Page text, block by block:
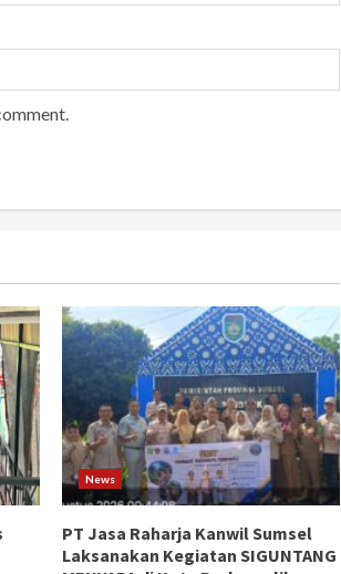
News
PT Jasa Raharja Kanwil Sumsel
Laksanakan Kegiatan SIGUNTANG